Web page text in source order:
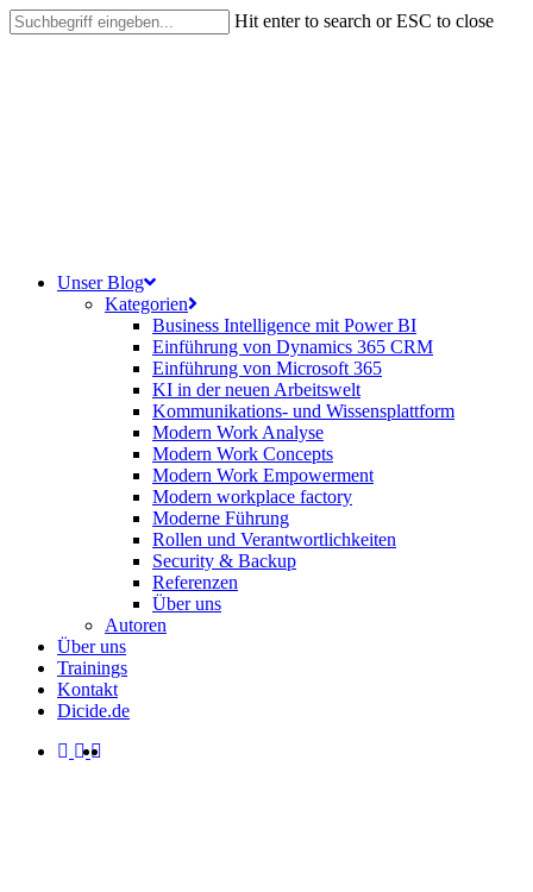
Skip
to
Hit enter to search or ESC to close
search
Menu
Unser Blog
Kategorien
Business Intelligence mit Power BI
Einführung von Dynamics 365 CRM
Einführung von Microsoft 365
KI in der neuen Arbeitswelt
Kommunikations- und Wissensplattform
Modern Work Analyse
Modern Work Concepts
Modern Work Empowerment
Modern workplace factory
Moderne Führung
Rollen und Verantwortlichkeiten
Security & Backup
Referenzen
Über uns
Autoren
Über uns
Trainings
Kontakt
Dicide.de
facebook
linkedin
instagram